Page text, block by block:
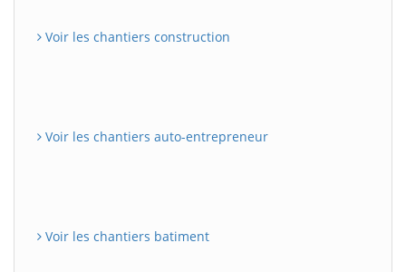
Voir les chantiers construction
Voir les chantiers auto-entrepreneur
Voir les chantiers batiment